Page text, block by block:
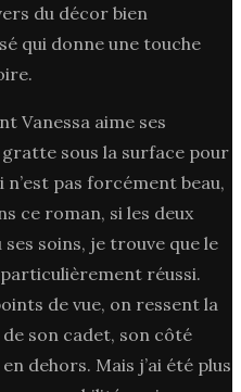
du décor bien
qui donne une touche
Vanessa aime ses
sous la surface pour
pas forcément beau,
ce roman, si les deux
soins, je trouve que le
réussi.
de vue, on ressent la
son cadet, son côté
dehors. Mais j’ai été plus